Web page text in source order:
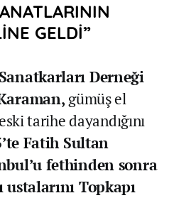
GELDİ”
Derneği
gümüş el
tarihe dayandığını
Fatih Sultan
fethinden sonra
Topkapı